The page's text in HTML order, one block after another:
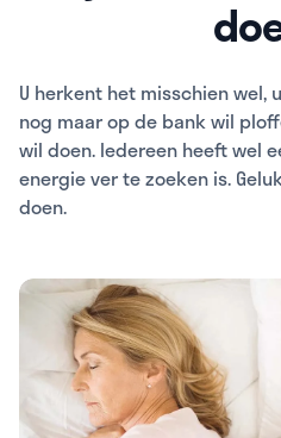
U herkent het misschien wel,
nog maar op de bank wil
wil doen. Iedereen heeft wel
energie ver te zoeken is.
doen.